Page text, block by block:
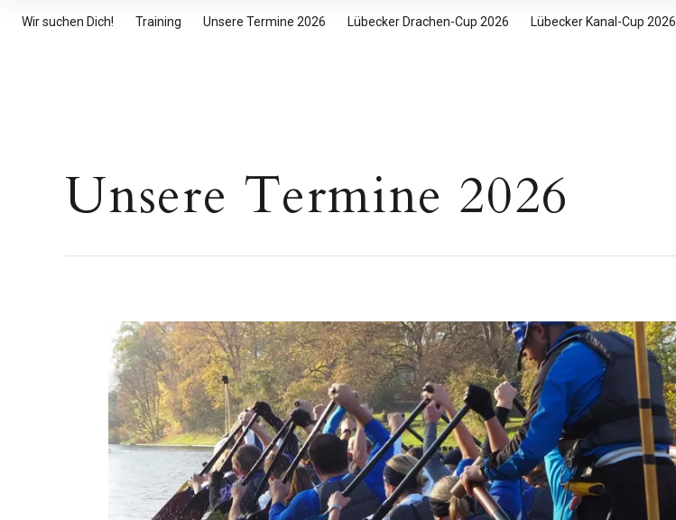
überspringen
Wir suchen Dich! Training Unsere Termine 2026 Lübecker Drachen-Cup 2026 Lübecker Kanal-Cup 2026
Unsere Termine 2026